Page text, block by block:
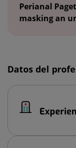
Perianal
masking an
Datos del